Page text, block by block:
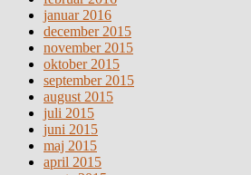
januar 2016
december 2015
november 2015
oktober 2015
september 2015
august 2015
juli 2015
juni 2015
maj 2015
april 2015